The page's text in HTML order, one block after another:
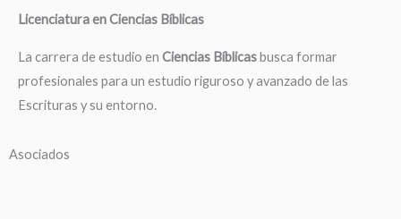
Licenciatura en Ciencias Bíblicas
La carrera de estudio en Ciencias Bíblicasbusca formar
profesionales para un estudio riguroso y avanzado de las
Escrituras y su entorno.
Asociados